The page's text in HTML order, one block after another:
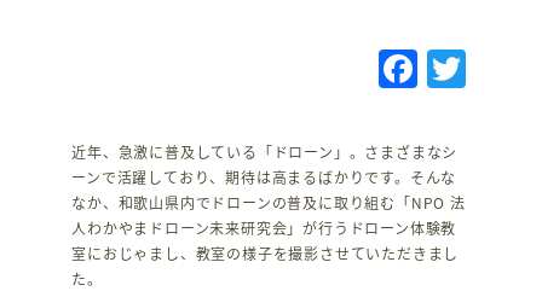
F
a
c
e
b
o
T
近年、急激に普及している「ドローン」。さまざまなシ
ーンで活躍しており、期待は高まるばかりです。そんな
なか、和歌山県内でドローンの普及に取り組む「NPO 法
人わかやまドローン未来研究会」が行うドローン体験教
室におじゃまし、教室の様子を撮影させていただきまし
た。